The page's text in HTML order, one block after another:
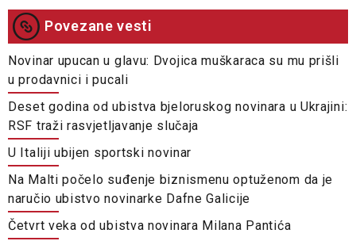
Povezane vesti
Novinar upucan u glavu: Dvojica muškaraca su mu prišli
u prodavnici i pucali
Deset godina od ubistva bjeloruskog novinara u Ukrajini:
RSF traži rasvjetljavanje slučaja
U Italiji ubijen sportski novinar
Na Malti počelo suđenje biznismenu optuženom da je
naručio ubistvo novinarke Dafne Galicije
Četvrt veka od ubistva novinara Milana Pantića